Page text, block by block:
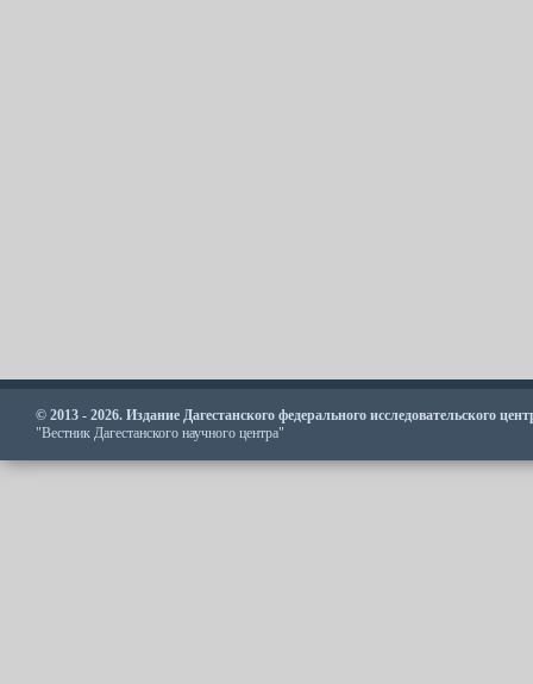
© 2013 - 2026. Издание Дагестанского федерального исследовательского
"Вестник Дагестанского научного центра"